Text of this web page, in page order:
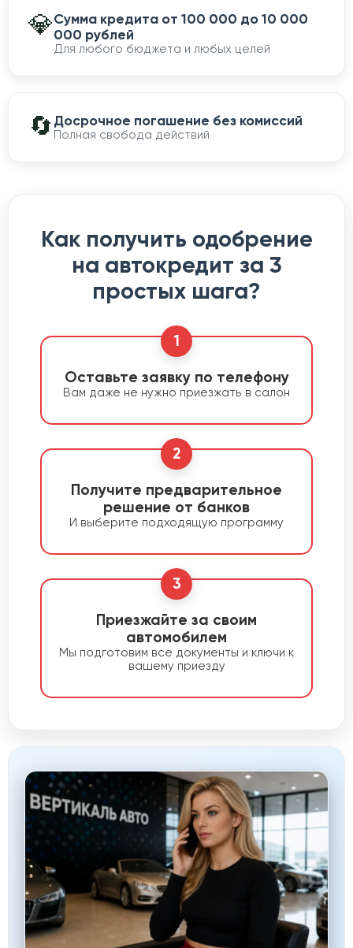
💎Сумма кредита от 100 000 до 10 000
000 рублей
Для любого бюджета и любых целей
🔄 Досрочное погашение без комиссий
Полная свобода действий
Как получить одобрение
на автокредит за 3
простых шага?
1
Оставьте заявку по телефону
Вам даже не нужно приезжать в салон
2
Получите предварительное
решение от банков
И выберите подходящую программу
3
Приезжайте за своим
автомобилем
Мы подготовим все документы и ключи к
вашему приезду